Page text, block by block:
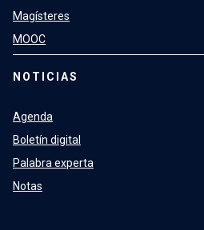
Magísteres
MOOC
NOTICIAS
Agenda
Boletín digital
Palabra experta
Notas